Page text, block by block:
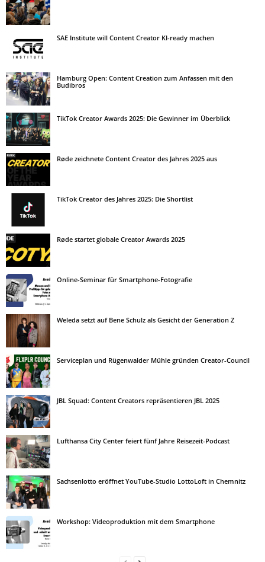
SAE Institute will Content Creator KI-ready machen
Hamburg Open: Content Creation zum Anfassen mit den
Budibros
TikTok Creator Awards 2025: Die Gewinner im Überblick
Røde zeichnete Content Creator des Jahres 2025 aus
TikTok Creator des Jahres 2025: Die Shortlist
Røde startet globale Creator Awards 2025
Online-Seminar für Smartphone-Fotografie
Weleda setzt auf Bene Schulz als Gesicht der Generation Z
Serviceplan und Rügenwalder Mühle gründen Creator-Council
JBL Squad: Content Creators repräsentieren JBL 2025
Lufthansa City Center feiert fünf Jahre Reisezeit-Podcast
Sachsenlotto eröffnet YouTube-Studio LottoLoft in Chemnitz
Workshop: Videoproduktion mit dem Smartphone